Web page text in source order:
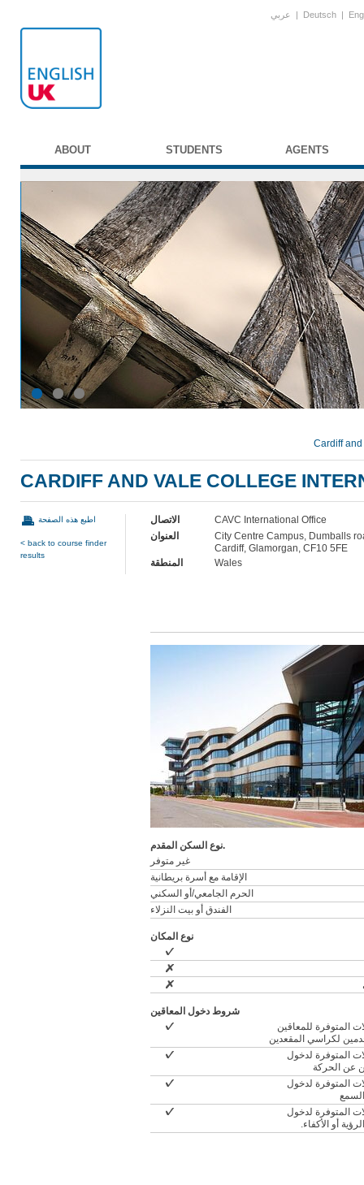
عربي | Deutsch |
ABOUT STUDENTS AGENTS
Cardiff
CARDIFF AND VALE COLLEGE
اطبع هذه الصفحة
< back to course finder
results
الاتصال
CAVC International Office
العنوان
City Centre Campus, Dumballs
Cardiff, Glamorgan, CF10 5FE
المنطقة
Wales
نوع السكن المقدم.
غير متوفر
الإقامة مع أسرة بريطانية
الحرم الجامعي/أو السكني
الفندق أو بيت النزلاء
نوع المكان
شروط دخول المعاقين
المتوفرة للمعاقين
لكراسي المقعدين
المتوفرة لدخول
عن الحركة
المتوفرة لدخول
المتوفرة لدخول
أو الأكفاء.